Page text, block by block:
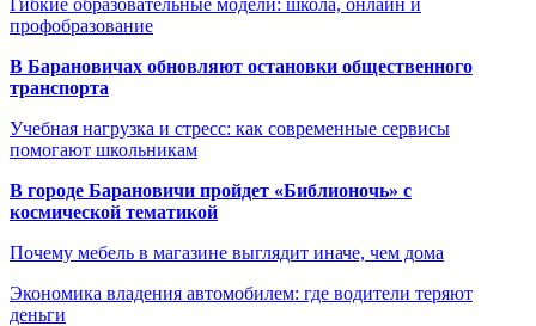
профобразование
В Барановичах обновляют остановки общественного
транспорта
Учебная нагрузка и стресс: как современные сервисы
помогают школьникам
В городе Барановичи пройдет «Библионочь» с
космической тематикой
Почему мебель в магазине выглядит иначе, чем дома
Экономика владения автомобилем: где водители теряют
деньги